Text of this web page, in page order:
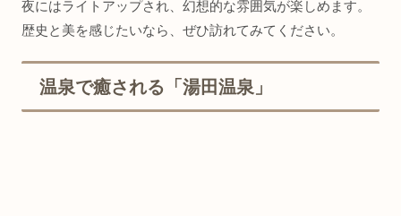
夜にはライトアップされ、幻想的な雰囲気が楽しめます。
歴史と美を感じたいなら、ぜひ訪れてみてください。
温泉で癒される「湯田温泉」